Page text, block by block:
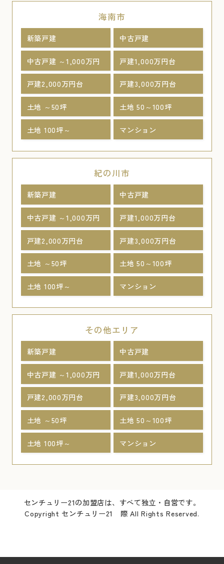
海南市
新築戸建 中古戸建
中古戸建 ～1,000万円 戸建1,000万円台
戸建2,000万円台 戸建3,000万円台
土地 ～50坪 土地 50～100坪
土地 100坪～ マンション
紀の川市
新築戸建 中古戸建
中古戸建 ～1,000万円 戸建1,000万円台
戸建2,000万円台 戸建3,000万円台
土地 ～50坪 土地 50～100坪
土地 100坪～ マンション
その他エリア
新築戸建 中古戸建
中古戸建 ～1,000万円 戸建1,000万円台
戸建2,000万円台 戸建3,000万円台
土地 ～50坪 土地 50～100坪
土地 100坪～ マンション
センチュリー21の加盟店は、すべて独立・自営です。
Copyright センチュリー21 際 All Rights Reserved.